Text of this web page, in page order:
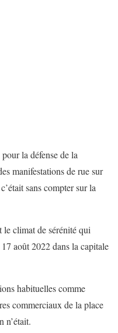
la défense de la
manifestations de rue sur
sans compter sur la
le climat de sérénité qui
août 2022 dans la capitale
habituelles comme
commerciaux de la place
n’était.